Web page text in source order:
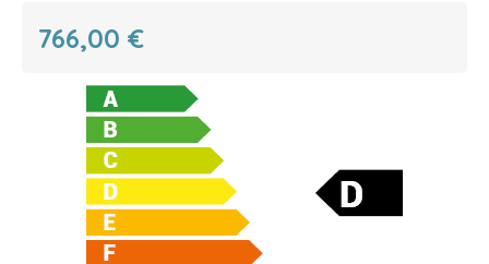
766,00 €